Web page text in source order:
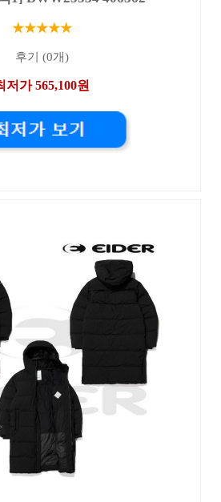
★★★★★
후기 (0개)
저가 565,100원